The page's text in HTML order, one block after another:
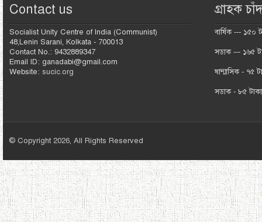
Contact us
Socialist Unity Centre of India (Communist)
48,Lenin Sarani, Kolkata - 700013
Contact No.: 9432889347
Email ID: ganadabi@gmail.com
Website: sucic.org
গ্রাহক
বার্ষিক --- ১৫০
সডাক --- ১৬৫
ষান্মাসিক - ৭৫
সডাক - ৮৫ টাকা
© Copyright 2026, All Rights Reserved